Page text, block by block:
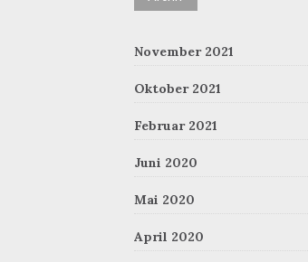
November 2021
Oktober 2021
Februar 2021
Juni 2020
Mai 2020
April 2020